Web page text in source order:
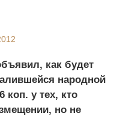
как будет
народной
коп. у тех, кто
но не